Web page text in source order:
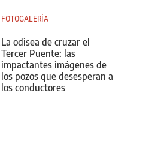
FOTOGALERÍA
La odisea de cruzar el
Tercer Puente: las
impactantes imágenes de
los pozos que desesperan a
los conductores